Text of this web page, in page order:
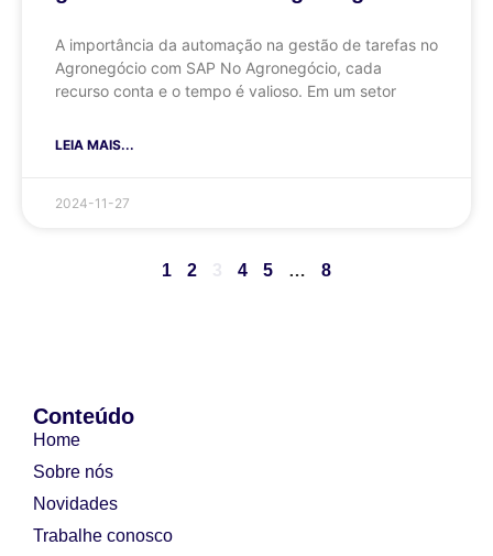
A importância da automação na gestão de tarefas no
Agronegócio com SAP No Agronegócio, cada
recurso conta e o tempo é valioso. Em um setor
LEIA MAIS...
2024-11-27
1 2 4 5 … 8
Conteúdo
Home
Sobre nós
Novidades
Trabalhe conosco